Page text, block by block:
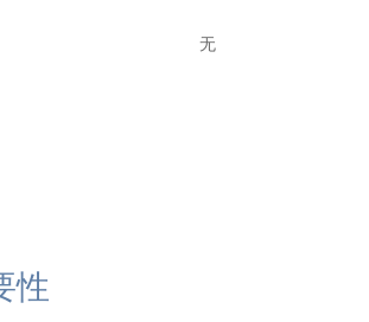
无
性